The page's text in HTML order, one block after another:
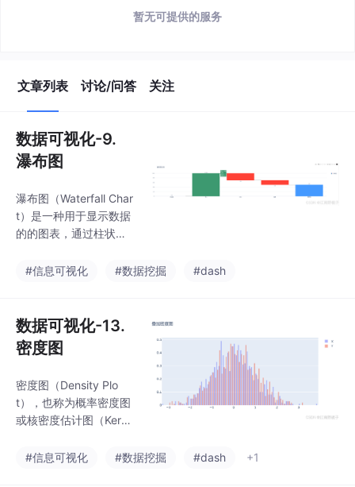
暂无可提供的服务
文章列表 讨论/问答 关注
数据可视化-9.
瀑布图
瀑布图（Waterfall Char
t）是一种用于显示数据
的的图表，通过柱状条
过程以类似瀑布流水的
过一系列的增加或减少
的中间运算（如收入的
各项增减因素、成本的
到最终值。
#信息可视化 #数据挖掘 #dash
数据可视化-13.
密度图
密度图（Density Plo
t），也称为概率密度图
或核密度估计图（Kern
DE），它通过计算数据
#信息可视化 #数据挖掘 #dash +1